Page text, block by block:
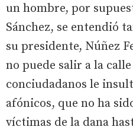
un hombre, por
Sánchez, se entendió
su presidente, Núñez
no puede salir a la
conciudadanos le
afónicos, que no ha
víctimas de la dana